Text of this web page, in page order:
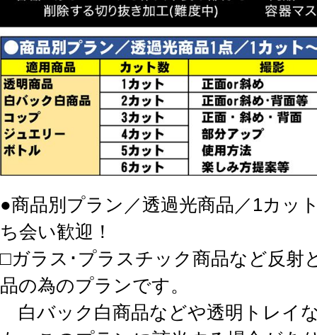
●商品別プラン／透過光商品／1カッ
ち会い歓迎！
□ガラス･プラスチック商品など反射
品の為のプランです。
白バック白商品などや透明トレイ